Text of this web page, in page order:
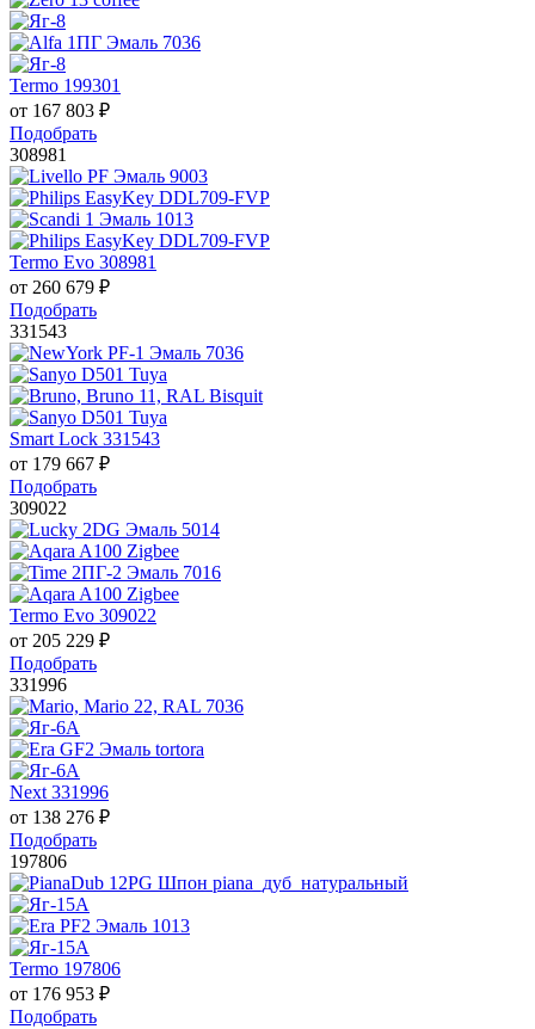
Termo 199301
от 167 803 ₽
Подобрать
308981
Termo Evo 308981
от 260 679 ₽
Подобрать
331543
Smart Lock 331543
от 179 667 ₽
Подобрать
309022
Termo Evo 309022
от 205 229 ₽
Подобрать
331996
Next 331996
от 138 276 ₽
Подобрать
197806
Termo 197806
от 176 953 ₽
Подобрать